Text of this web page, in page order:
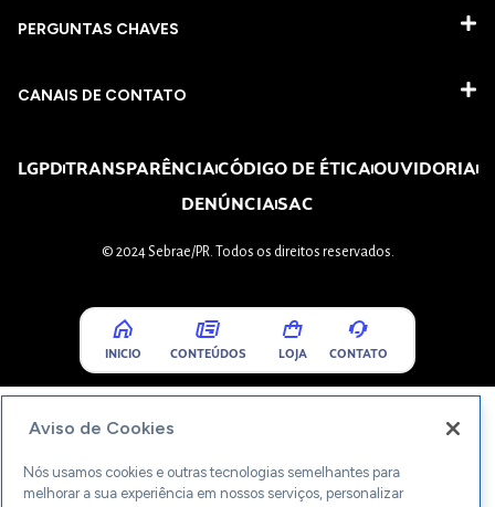
PERGUNTAS CHAVES​
CANAIS DE CONTATO
LGPDTRANSPARÊNCIACÓDIGO DE ÉTICAOUVIDORIA
DENÚNCIASAC
© 2024 Sebrae/PR. Todos os direitos reservados.
INICIO CONTEÚDOS LOJA CONTATO
Aviso de Cookies
Nós usamos cookies e outras tecnologias semelhantes para
melhorar a sua experiência em nossos serviços, personalizar